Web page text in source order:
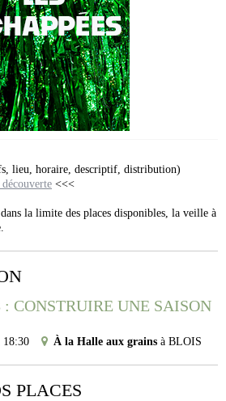
lieu, horaire, descriptif, distribution)
<<<
la limite des places disponibles, la veille à
: CONSTRUIRE UNE SAISON
18:30 À la Halle aux grains à BLOIS
PLACES